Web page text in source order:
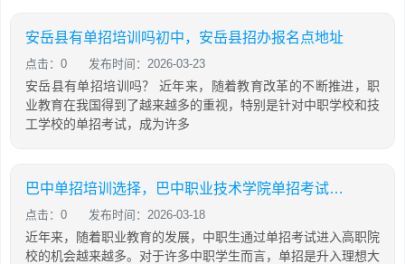
安岳县有单招培训吗初中，安岳县招办报名点地址
点击：0 发布时间：2026-03-23
安岳县有单招培训吗？ 近年来，随着教育改革的不断推进，职
业教育在我国得到了越来越多的重视，特别是针对中职学校和技
工学校的单招考试，成为许多
巴中单招培训选择，巴中职业技术学院单招考试内容
点击：0 发布时间：2026-03-18
近年来，随着职业教育的发展，中职生通过单招考试进入高职院
校的机会越来越多。对于许多中职学生而言，单招是升入理想大